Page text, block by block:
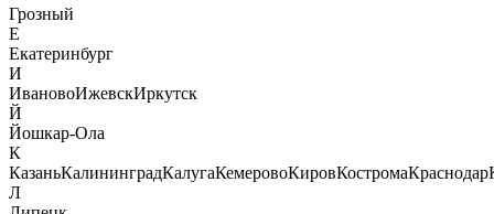
Грозный
Е
Екатеринбург
И
ИвановоИжевскИркутск
Й
Йошкар-Ола
К
КазаньКалининградКалугаКемеровоКировКостромаКраснодар
Л